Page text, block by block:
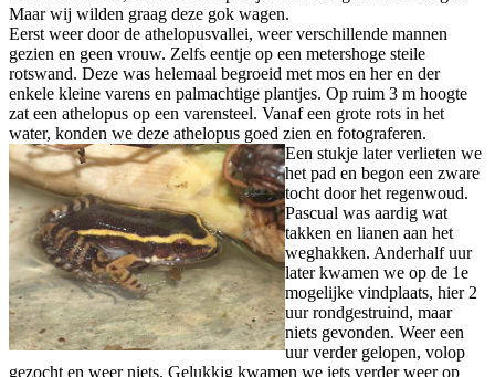
Maar wij wilden graag deze gok wagen.
Eerst weer door de athelopusvallei, weer verschillende mannen
gezien en geen vrouw. Zelfs eentje op een metershoge steile
rotswand. Deze was helemaal begroeid met mos en her en der
enkele kleine varens en palmachtige plantjes. Op ruim 3 m hoogte
zat een athelopus op een varensteel. Vanaf een grote rots in het
water, konden we deze athelopus goed zien en fotograferen.
Een stukje later verlieten we
het pad en begon een zware
tocht door het regenwoud.
Pascual was aardig wat
takken en lianen aan het
weghakken. Anderhalf uur
later kwamen we op de 1e
mogelijke vindplaats, hier 2
uur rondgestruind, maar
niets gevonden. Weer een
uur verder gelopen, volop
gezocht en weer niets. Gelukkig kwamen we iets verder weer op